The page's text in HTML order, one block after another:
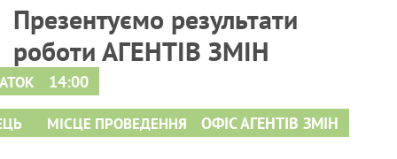
Презентуємо результати
роботи АГЕНТІВ ЗМІН
14:00
15:30
МІСЦЕ ПРОВЕДЕННЯ ОФІС АГЕНТІВ ЗМІН